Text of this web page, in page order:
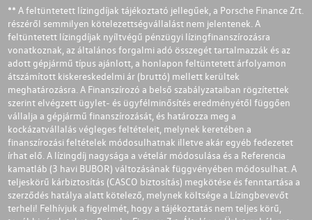
** A feltüntetett lízingdíjak tájékoztató jellegűek, a Porsche Finance Zrt.
részéről semmilyen kötelezettségvállalást nem jelentenek. A
feltüntetett lízingdíjak nyíltvégű pénzügyi lízingfinanszírozásra
vonatkoznak, az általános forgalmi adó összegét tartalmazzák és az
adott gépjármű típus ajánlott, a honlapon feltüntetett árfolyamon
átszámított kiskereskedelmi ár (bruttó) mellett kerültek
meghatározásra. A Finanszírozó a belső szabályzataiban rögzítettek
szerint elvégzett ügylet- és ügyfélminősítés eredményétől függően
vállalja a gépjármű finanszírozását, és határozza meg a
kockázatvállalás végleges feltételeit, melynek keretében a
finanszírozási feltételek módosulhatnak illetve akár egyéb fedezetet
írhat elő. A lízingdíj nagysága a vételár módosulása és a Referencia
kamatláb (3 havi BUBOR) változásának függvényében módosulhat. A
teljeskörű kárbiztosítás (CASCO biztosítás) megkötése és fenntartása a
szerződés hatálya alatt kötelező, melynek költsége a Lízingbevevőt
terheli! Felhívjuk a figyelmét, hogy a tájékoztatás nem teljes körű,